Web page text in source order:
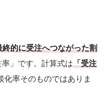
的に受注へつながった割
」です。計算式は「受注
化率そのものではありま